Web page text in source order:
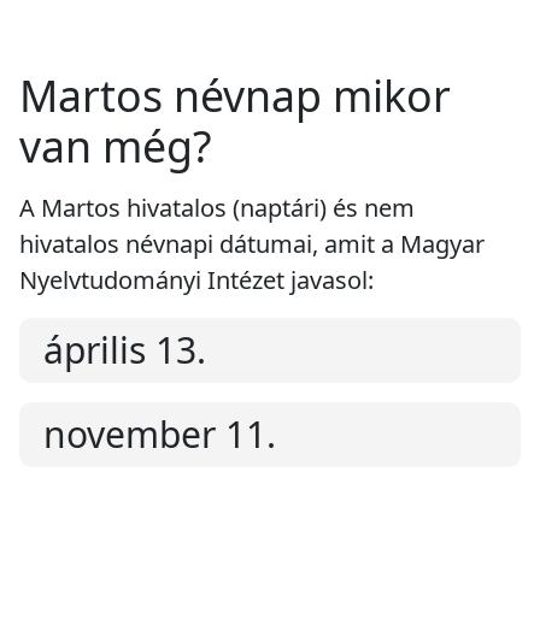
Martos névnap mikor
van még?
A Martos hivatalos (naptári) és nem
hivatalos névnapi dátumai, amit a Magyar
Nyelvtudományi Intézet javasol:
április 13.
november 11.